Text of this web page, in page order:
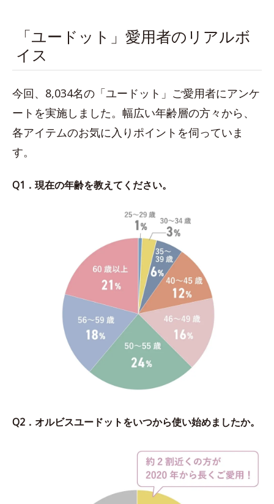
「ユードット」愛用者のリアルボ
イス
今回、8,034名の「ユードット」ご愛用者にアンケ
ートを実施しました。幅広い年齢層の方々から、
各アイテムのお気に入りポイントを伺っていま
す。
Q1．現在の年齢を教えてください。
Q2．オルビスユードットをいつから使い始めましたか。